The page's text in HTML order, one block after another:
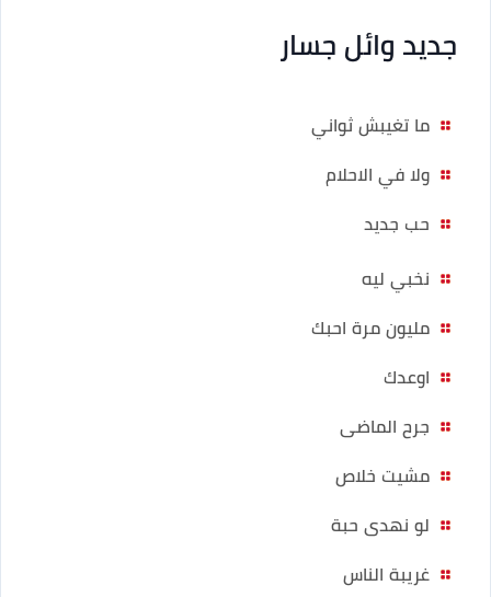
جديد وائل جسار
ما تغيبش ثواني
ولا في الاحلام
حب جديد
نخبي ليه
مليون مرة احبك
اوعدك
جرح الماضى
مشيت خلاص
لو نهدى حبة
غريبة الناس